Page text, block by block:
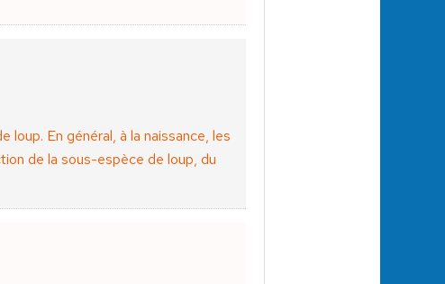
En général, à la naissance, les
de la sous-espèce de loup, du